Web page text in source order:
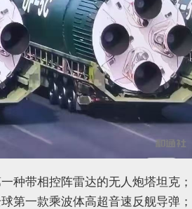
种带相控阵雷达的无人炮塔坦克；
第一款乘波体高超音速反舰导弹；